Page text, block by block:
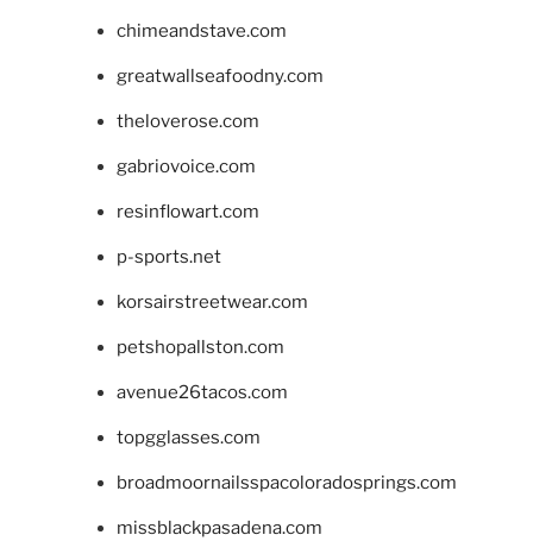
chimeandstave.com
greatwallseafoodny.com
theloverose.com
gabriovoice.com
resinflowart.com
p-sports.net
korsairstreetwear.com
petshopallston.com
avenue26tacos.com
topgglasses.com
broadmoornailsspacoloradosprings.com
missblackpasadena.com